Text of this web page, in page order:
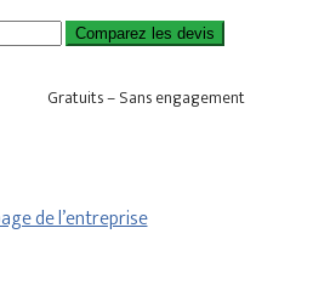
Comparez les devis
Gratuits – Sans engagement
de l’entreprise